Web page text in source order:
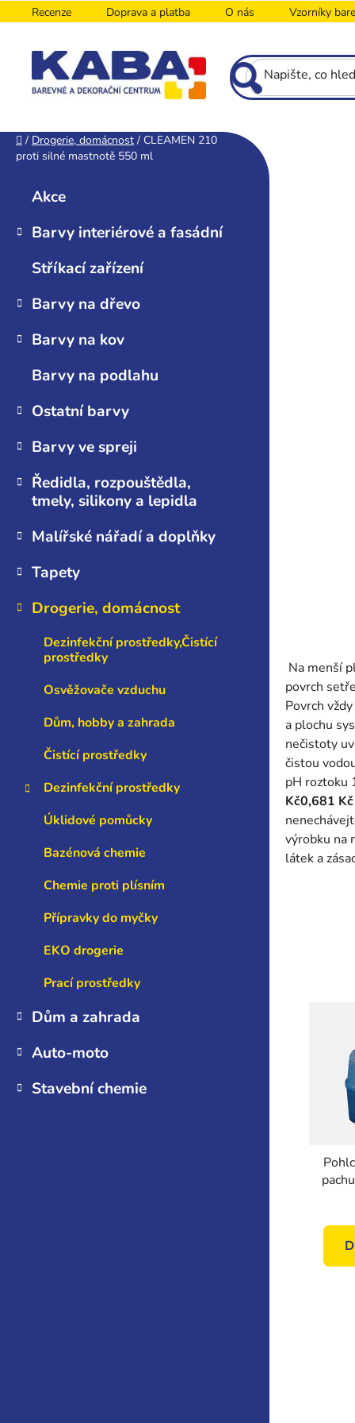
na
Recenze Doprava a platba O nás Vzorníky
Domů
/ Drogerie, domácnost / CLEAMEN 210
proti silné mastnotě 550 ml
kategorieAkce
Barvy interiérové a fasádní
Stříkací zařízení
Barvy na dřevo
Barvy na kov
Barvy na podlahu
Ostatní barvy
Barvy ve spreji
Ředidla, rozpouštědla,
tmely, silikony a lepidla
Malířské nářadí a doplňky
Tapety
Drogerie, domácnost
Dezinfekční prostředky,Čistící
prostředky
Osvěžovače vzduchu
Dům, hobby a zahrada
Čistící prostředky
Dezinfekční prostředky
Úklidové pomůcky
Bazénová chemie
Chemie proti plísním
Přípravky do myčky
EKO drogerie
Prací prostředky
Dům a zahrada
Auto-moto
Stavební chemie
Na menší
povrch
Povrch
a plochu
nečistoty
čistou
pH roztoku
Kč​0,681 Kč
výrobku na
látek a
650